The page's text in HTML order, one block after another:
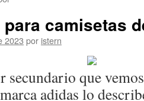
camisetas
2023 por istern
secundario que
adidas lo